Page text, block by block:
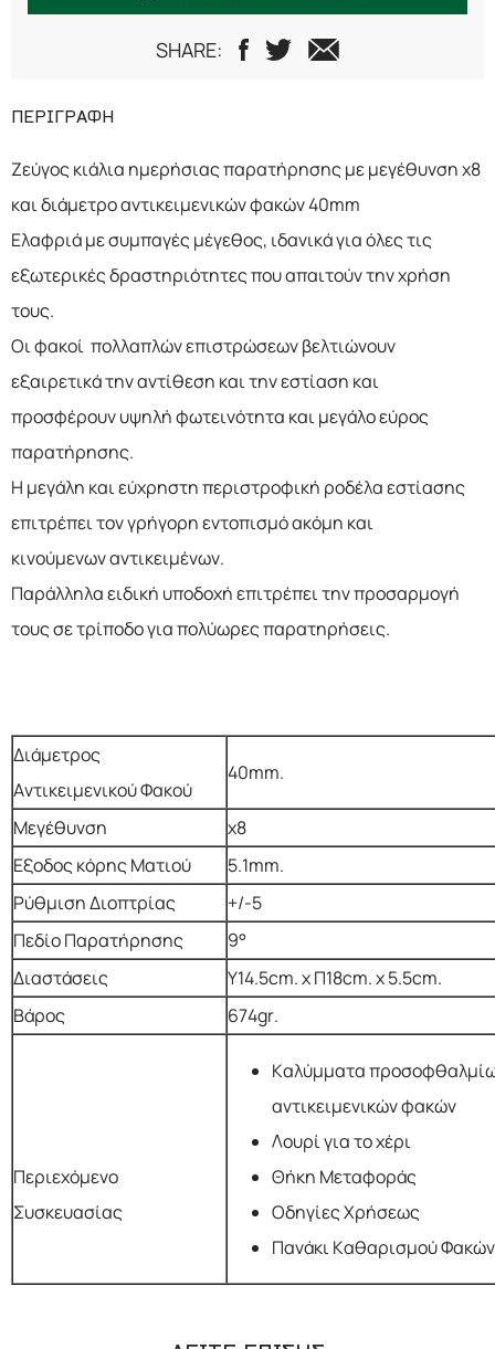
SHARE:
ΠΕΡΙΓΡΑΦΗ
Ζεύγος κιάλια ημερήσιας παρατήρησης με μεγέθυνση x8
και διάμετρο αντικειμενικών φακών 40mm
Ελαφριά με συμπαγές μέγεθος, ιδανικά για όλες τις
εξωτερικές δραστηριότητες που απαιτούν την χρήση
τους.
Οι φακοί πολλαπλών επιστρώσεων βελτιώνουν
εξαιρετικά την αντίθεση και την εστίαση και
προσφέρουν υψηλή φωτεινότητα και μεγάλο εύρος
παρατήρησης.
Η μεγάλη και εύχρηστη περιστροφική ροδέλα εστίασης
επιτρέπει τον γρήγορη εντοπισμό ακόμη και
κινούμενων αντικειμένων.
Παράλληλα ειδική υποδοχή επιτρέπει την προσαρμογή
τους σε τρίποδο για πολύωρες παρατηρήσεις.
Διάμετρος
Αντικειμενικού Φακού
40mm.
Μεγέθυνση
x8
Εξοδος κόρης Ματιού
5.1mm.
Ρύθμιση Διοπτρίας
+/-5
Πεδίο Παρατήρησης
9°
Διαστάσεις
Y14.5cm. x Π18cm. x 5.5cm.
Βάρος
674gr.
Περιεχόμενο
Συσκευασίας
Καλύμματα
αντικειμενικών φακών
Λουρί για το χέρι
Θήκη Μεταφοράς
Οδηγίες Χρήσεως
Πανάκι Καθαρισμού Φακών